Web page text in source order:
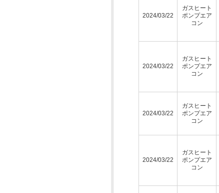
2024/03/22
ガスヒート
ポンプエア
コン
2024/03/22
ガスヒート
ポンプエア
コン
2024/03/22
ガスヒート
ポンプエア
コン
2024/03/22
ガスヒート
ポンプエア
コン